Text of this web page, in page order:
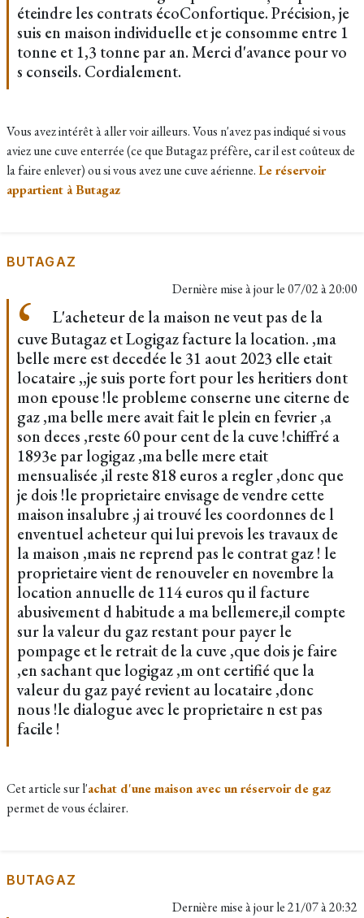
éteindre les contrats écoConfortique. Précision, je
suis en maison individuelle et je consomme entre 1
tonne et 1,3 tonne par an. Merci d'avance pour vo
s conseils. Cordialement.
Vous avez intérêt à aller voir ailleurs. Vous n'avez pas indiqué si vous
aviez une cuve enterrée (ce que Butagaz préfère, car il est coûteux de
la faire enlever) ou si vous avez une cuve aérienne.Le réservoir
appartient à Butagaz
BUTAGAZ
Dernière mise à jour le07/02 à 20:00
L'acheteur de la maison ne veut pas de la
cuve Butagaz et Logigaz facture la location. ,ma
belle mere est decedée le 31 aout 2023 elle etait
locataire ,,je suis porte fort pour les heritiers dont
mon epouse !le probleme conserne une citerne de
gaz ,ma belle mere avait fait le plein en fevrier ,a
son deces ,reste 60 pour cent de la cuve !chiffré a
1893e par logigaz ,ma belle mere etait
mensualisée ,il reste 818 euros a regler ,donc que
je dois !le proprietaire envisage de vendre cette
maison insalubre ,j ai trouvé les coordonnes de l
enventuel acheteur qui lui prevois les travaux de
la maison ,mais ne reprend pas le contrat gaz ! le
proprietaire vient de renouveler en novembre la
location annuelle de 114 euros qu il facture
abusivement d habitude a ma bellemere,il compte
sur la valeur du gaz restant pour payer le
pompage et le retrait de la cuve ,que dois je faire
,en sachant que logigaz ,m ont certifié que la
valeur du gaz payé revient au locataire ,donc
nous !le dialogue avec le proprietaire n est pas
facile !
Cet article sur l'achat d'une maison avec un réservoir de gaz
permet de vous éclairer.
BUTAGAZ
Dernière mise à jour le21/07 à 20:32